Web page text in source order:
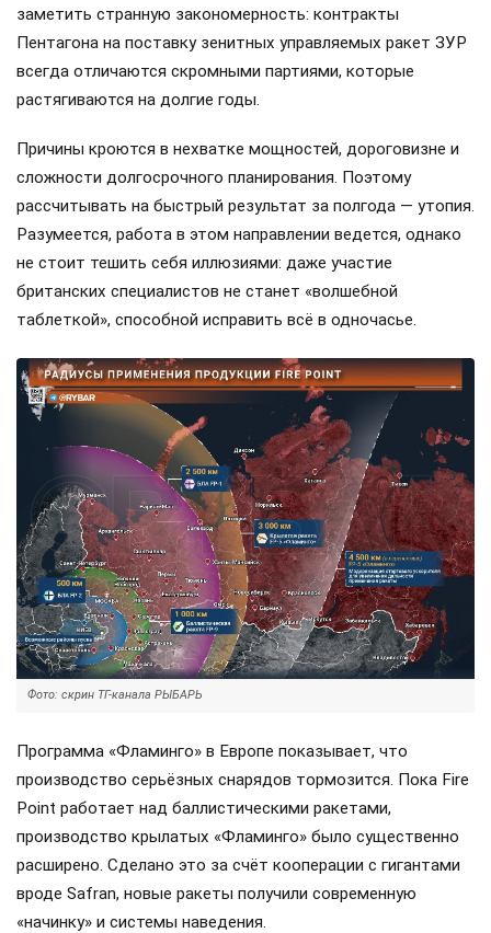
заметить странную закономерность: контракты
Пентагона на поставку зенитных управляемых ракет ЗУР
всегда отличаются скромными партиями, которые
растягиваются на долгие годы.
Причины кроются в нехватке мощностей, дороговизне и
сложности долгосрочного планирования. Поэтому
рассчитывать на быстрый результат за полгода — утопия.
Разумеется, работа в этом направлении ведется, однако
не стоит тешить себя иллюзиями: даже участие
британских специалистов не станет «волшебной
таблеткой», способной исправить всё в одночасье.
Фото: скрин ТГ-канала РЫБАРЬ
Программа «Фламинго» в Европе показывает, что
производство серьёзных снарядов тормозится. Пока Fire
Point работает над баллистическими ракетами,
производство крылатых «Фламинго» было существенно
расширено. Сделано это за счёт кооперации с гигантами
вроде Safran, новые ракеты получили современную
«начинку» и системы наведения.